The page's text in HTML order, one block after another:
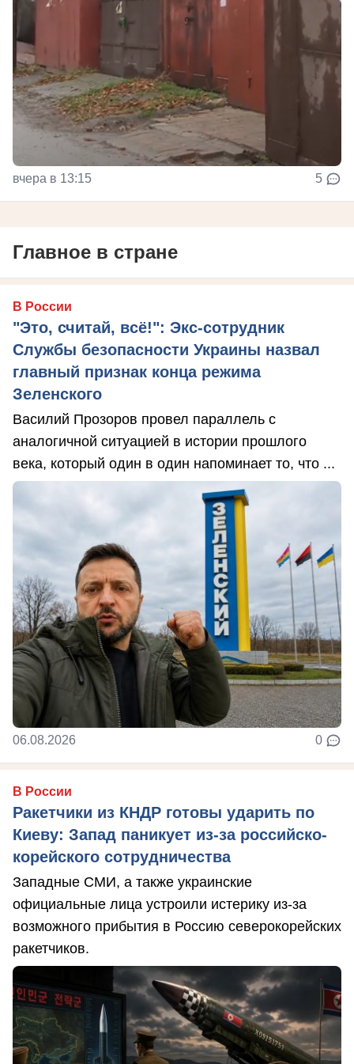
вчера в 13:15 5
Главное в стране
В России
"Это, считай, всё!": Экс-сотрудник
Службы безопасности Украины назвал
главный признак конца режима
Зеленского
Василий Прозоров провел параллель с
аналогичной ситуацией в истории прошлого
века, который один в один напоминает то, что ...
06.08.2026 0
В России
Ракетчики из КНДР готовы ударить по
Киеву: Запад паникует из-за российско-
корейского сотрудничества
Западные СМИ, а также украинские
официальные лица устроили истерику из-за
возможного прибытия в Россию северокорейских
ракетчиков.